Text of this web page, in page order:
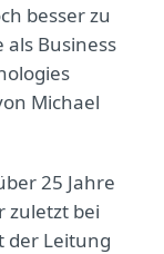
besser zu
als Business
Michael
25 Jahre
zuletzt bei
der Leitung